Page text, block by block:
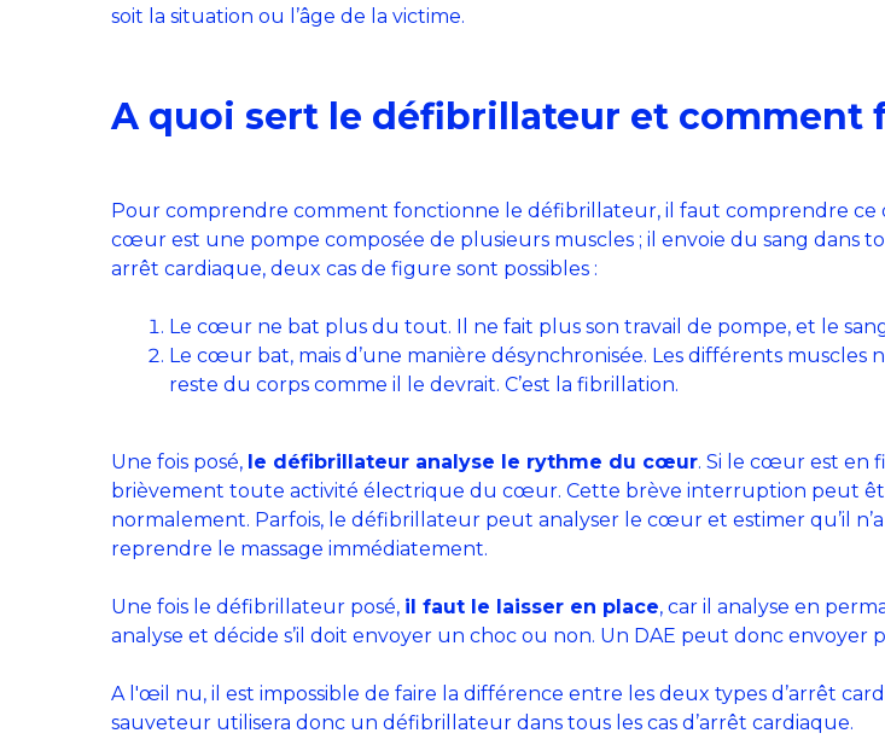
soit la situation ou l’âge de la victime.
A quoi sert le défibrillateur et comment
Pour comprendre comment fonctionne le défibrillateur, il faut comprendre ce
cœur est une pompe composée de plusieurs muscles ; il envoie du sang dans
arrêt cardiaque, deux cas de figure sont possibles :
Le cœur ne bat plus du tout. Il ne fait plus son travail de pompe, et le
Le cœur bat, mais d’une manière désynchronisée. Les différents
reste du corps comme il le devrait. C’est la fibrillation.
Une fois posé, le défibrillateur analyse le rythme du cœur. Si le cœur est en
brièvement toute activité électrique du cœur. Cette brève interruption peut
normalement. Parfois, le défibrillateur peut analyser le cœur et estimer qu’il
reprendre le massage immédiatement.
Une fois le défibrillateur posé, il faut le laisser en place, car il analyse en
analyse et décide s’il doit envoyer un choc ou non. Un DAE peut donc envoyer
A l'œil nu, il est impossible de faire la différence entre les deux types d’arrêt
sauveteur utilisera donc un défibrillateur dans tous les cas d’arrêt cardiaque.